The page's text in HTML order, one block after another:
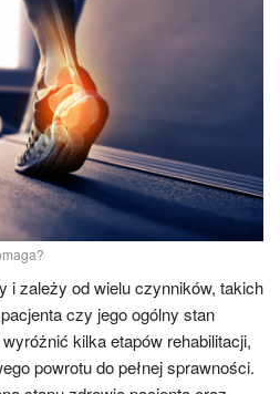
i zależy od wielu czynników, takich
czy jego ogólny stan
kilka etapów rehabilitacji,
powrotu do pełnej sprawności.